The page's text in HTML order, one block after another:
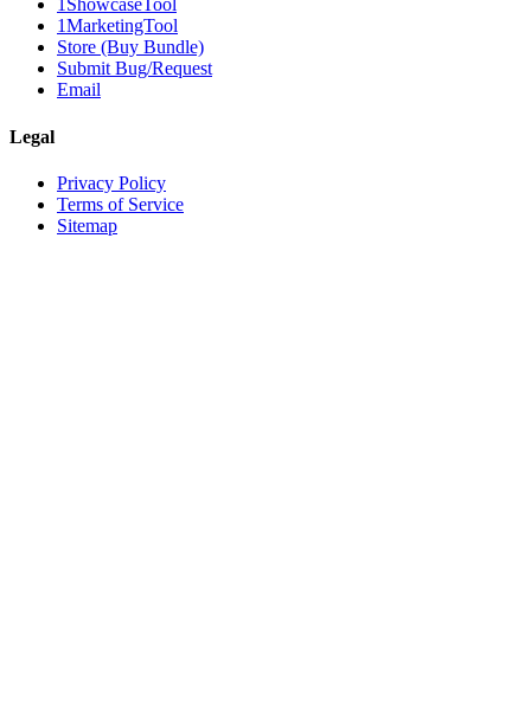
1ShowcaseTool
1MarketingTool
Store (Buy Bundle)
Submit Bug/Request
Email
Legal
Privacy Policy
Terms of Service
Sitemap